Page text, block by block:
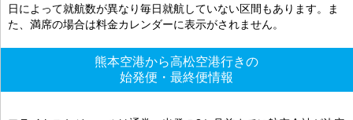
日によって就航数が異なり毎日就航していない区間もあります。ま
た、満席の場合は料金カレンダーに表示がされません。
熊本空港から高松空港行きの
始発便・最終便情報